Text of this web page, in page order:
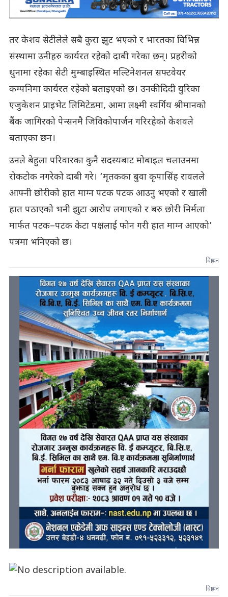
तर केशव सेटीलेले सबै कुरा झुट भएको र भारतका विभिन्न
संस्थामा उनीहरु कार्यरत रहेको दाबी गरेका छन्। प्रहरीको
थुनामा रहेका सेटी मुम्बाइस्थित मल्टिनेशनल सफ्टवेयर
कम्पनिमा कार्यरत रहेको बताइएको छ। उनकी दिदी युरिका
एजुकेशन प्राइभेट लिमिटेडमा, आमा लक्ष्मी स्वर्गिय श्रीमानको
बैंक जागिरको पेन्सनमै जिविकोपार्जन गरिरहेको केशवले
बताएका छन।
उनले बेहुला परिवारका कुनै सदस्यबाट मोबाइल चलाउनमा
रोकटोक नगरेको दाबी गरे। ‘मृतकका बुवा कृपासिंह रावलले
आफ्नी छोरीको हात माग्न पटक पटक आउनु भएको र खाली
हात पठाएको भनी झुटा आरोप लगाएको र बरु छोरी निर्मला
मार्फत पटक–पटक केटा पक्षलाई फोन गरी हात माग्न आएको’
पत्रमा भनिएको छ।
विज्ञापन
विज्ञापन